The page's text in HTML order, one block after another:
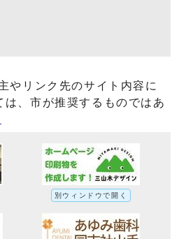
やリンク先のサイト内容に
は、市が推奨するものではあ
別ウィンドウで開く